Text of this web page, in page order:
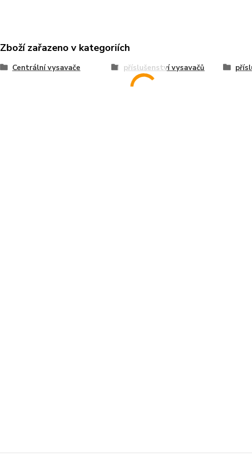
Zboží zařazeno v kategoriích
Centrální vysavače příslušenství vysavačů